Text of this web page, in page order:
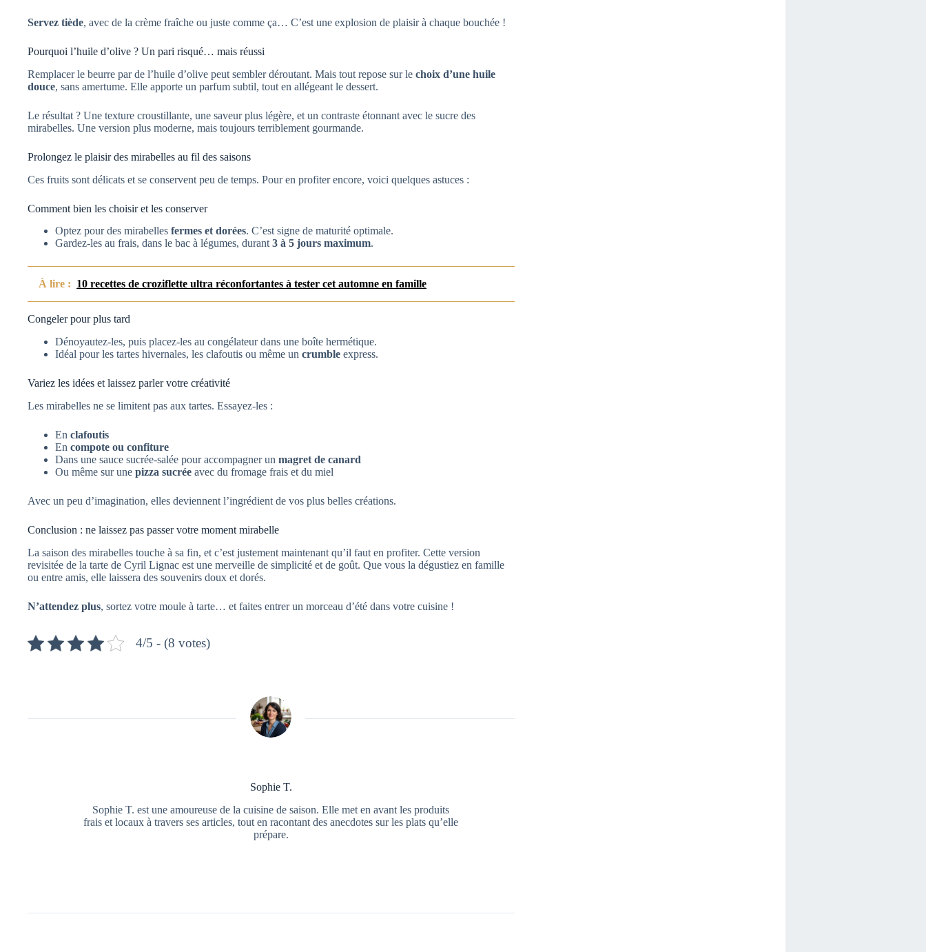
Servez tiède, avec de la crème fraîche ou juste comme ça… C’est une explosion de plaisir à chaque bouchée !
Pourquoi l’huile d’olive ? Un pari risqué… mais réussi
Remplacer le beurre par de l’huile d’olive peut sembler déroutant. Mais tout repose sur le choix d’une huile
douce, sans amertume. Elle apporte un parfum subtil, tout en allégeant le dessert.
Le résultat ? Une texture croustillante, une saveur plus légère, et un contraste étonnant avec le sucre des
mirabelles. Une version plus moderne, mais toujours terriblement gourmande.
Prolongez le plaisir des mirabelles au fil des saisons
Ces fruits sont délicats et se conservent peu de temps. Pour en profiter encore, voici quelques astuces :
Comment bien les choisir et les conserver
Optez pour des mirabelles fermes et dorées. C’est signe de maturité optimale.
Gardez-les au frais, dans le bac à légumes, durant 3 à 5 jours maximum.
À lire : 10 recettes de croziflette ultra réconfortantes à tester cet automne en famille
Congeler pour plus tard
Dénoyautez-les, puis placez-les au congélateur dans une boîte hermétique.
Idéal pour les tartes hivernales, les clafoutis ou même un crumble express.
Variez les idées et laissez parler votre créativité
Les mirabelles ne se limitent pas aux tartes. Essayez-les :
En clafoutis
En compote ou confiture
Dans une sauce sucrée-salée pour accompagner un magret de canard
Ou même sur une pizza sucrée avec du fromage frais et du miel
Avec un peu d’imagination, elles deviennent l’ingrédient de vos plus belles créations.
Conclusion : ne laissez pas passer votre moment mirabelle
La saison des mirabelles touche à sa fin, et c’est justement maintenant qu’il faut en profiter. Cette version
revisitée de la tarte de Cyril Lignac est une merveille de simplicité et de goût. Que vous la dégustiez en famille
ou entre amis, elle laissera des souvenirs doux et dorés.
N’attendez plus, sortez votre moule à tarte… et faites entrer un morceau d’été dans votre cuisine !
4/5 - (8 votes)
Sophie T.
Sophie T. est une amoureuse de la cuisine de saison. Elle met en avant les produits
frais et locaux à travers ses articles, tout en racontant des anecdotes sur les plats qu’elle
prépare.